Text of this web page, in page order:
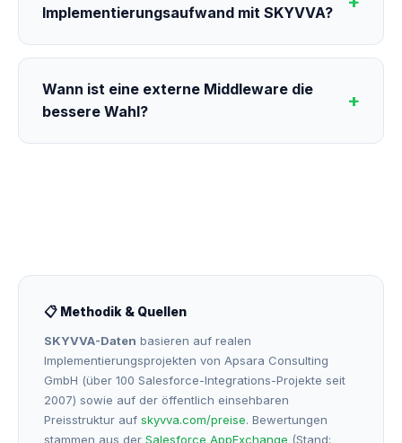
Implementierungsaufwand mit SKYVVA?
Wann ist eine externe Middleware die
bessere Wahl?
📋 Methodik & Quellen
SKYVVA-Daten basieren auf realen
Implementierungsprojekten von Apsara Consulting
GmbH (über 100 Salesforce-Integrations-Projekte seit
2007) sowie auf der öffentlich einsehbaren
Preisstruktur auf skyvva.com/preise. Bewertungen
stammen aus der Salesforce AppExchange (Stand: